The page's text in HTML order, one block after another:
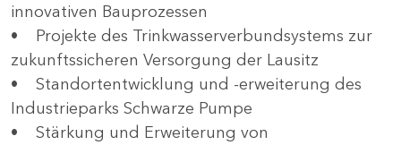
innovativen Bauprozessen
• Projekte des Trinkwasserverbundsystems zur
zukunftssicheren Versorgung der Lausitz
• Standortentwicklung und -erweiterung des
Industrieparks Schwarze Pumpe
• Stärkung und Erweiterung von